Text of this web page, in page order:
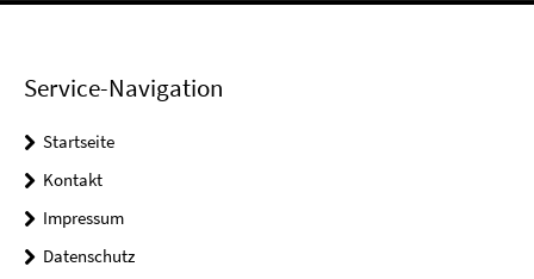
Service-Navigation
Startseite
Kontakt
Impressum
Datenschutz